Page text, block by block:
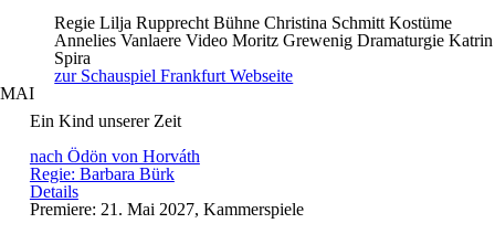
RegieLilja RupprechtBühne Christina SchmittKostüme
Annelies VanlaereVideo Moritz GrewenigDramaturgie Katrin
Spira
zur Schauspiel Frankfurt Webseite
MAI
Ein Kind unserer Zeit
nach Ödön von Horváth
Regie: Barbara Bürk
Details
Premiere: 21. Mai 2027, Kammerspiele